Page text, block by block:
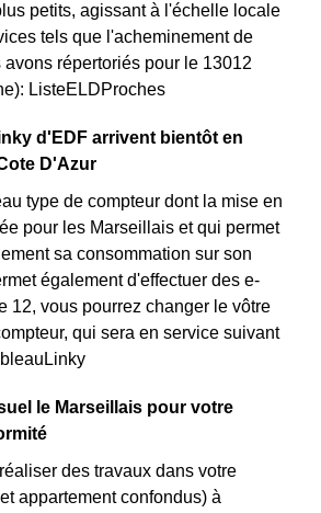
petits, agissant à l'échelle locale
tels que l'acheminement de
avons répertoriés pour le 13012
ListeELDProches
d'EDF arrivent bientôt en
D'Azur
type de compteur dont la mise en
pour les Marseillais et qui permet
sa consommation sur son
également d'effectuer des e-
12, vous pourrez changer le vôtre
qui sera en service suivant
le Marseillais pour votre
des travaux dans votre
appartement confondus) à